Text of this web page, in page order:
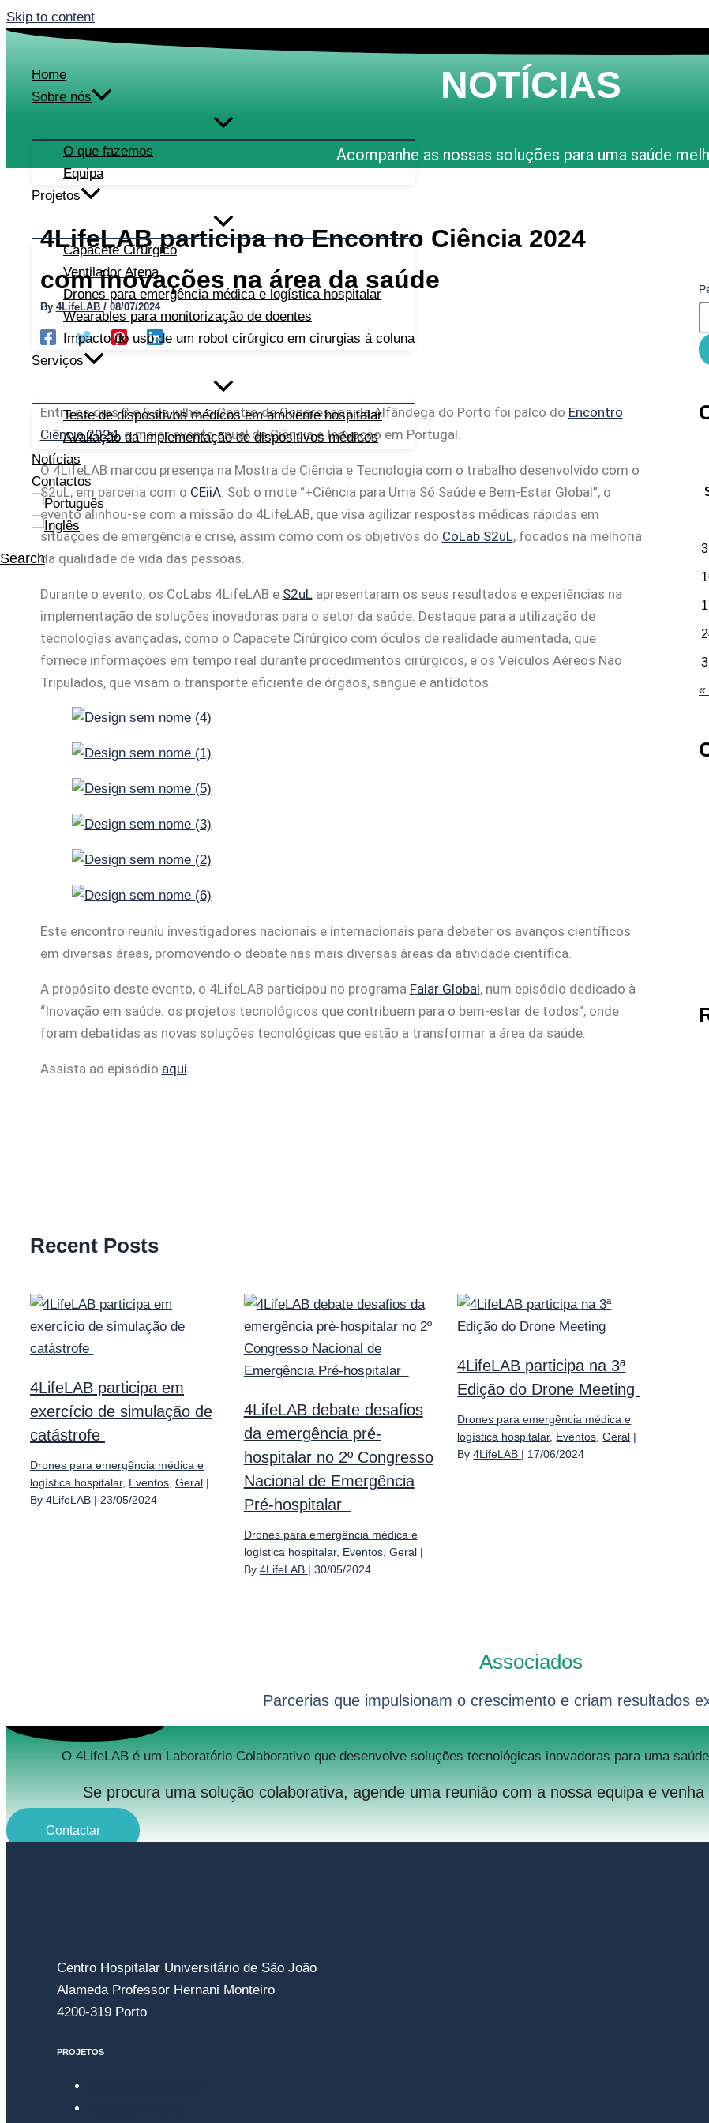
Skip to content
Home
Sobre nós
O que fazemos
Equipa
Projetos
Capacete Cirúrgico
Ventilador Atena
Drones para emergência médica e logística hospitalar
Wearables para monitorização de doentes
Impacto do uso de um robot cirúrgico em cirurgias à coluna
Serviços
Teste de dispositivos médicos em ambiente hospitalar
Avaliação da implementação de dispositivos médicos
Notícias
Contactos
Search
NOTÍCIAS
Acompanhe as nossas soluções para uma saúde
4LifeLAB participa no Encontro Ciência 2024
com inovações na área da saúde
By 4LifeLAB / 08/07/2024
Entre os dias 3 e 5 de julho, o Centro de Congressos da Alfândega do Porto foi palco do Encontro
Ciência 2024, o maior evento anual de Ciência e Inovação em Portugal.
O 4LifeLAB marcou presença na Mostra de Ciência e Tecnologia com o trabalho desenvolvido com o
S2uL, em parceria com o CEiiA. Sob o mote “+Ciência para Uma Só Saúde e Bem-Estar Global”, o
evento alinhou-se com a missão do 4LifeLAB, que visa agilizar respostas médicas rápidas em
situações de emergência e crise, assim como com os objetivos do CoLab S2uL, focados na melhoria
da qualidade de vida das pessoas.
Durante o evento, os CoLabs 4LifeLAB e S2uL apresentaram os seus resultados e experiências na
implementação de soluções inovadoras para o setor da saúde. Destaque para a utilização de
tecnologias avançadas, como o Capacete Cirúrgico com óculos de realidade aumentada, que
fornece informações em tempo real durante procedimentos cirúrgicos, e os Veículos Aéreos Não
Tripulados, que visam o transporte eficiente de órgãos, sangue e antídotos.
Este encontro reuniu investigadores nacionais e internacionais para debater os avanços científicos
em diversas áreas, promovendo o debate nas mais diversas áreas da atividade científica.
A propósito deste evento, o 4LifeLAB participou no programa Falar Global, num episódio dedicado à
“Inovação em saúde: os projetos tecnológicos que contribuem para o bem-estar de todos”, onde
foram debatidas as novas soluções tecnológicas que estão a transformar a área da saúde.
Assista ao episódio aqui
Recent Posts
4LifeLAB participa em
exercício de simulação de
catástrofe
Drones para emergência médica e
logística hospitalar, Eventos Geral |
By 4LifeLAB | 23/05/2024
4LifeLAB debate desafios
da emergência pré-
hospitalar no 2º Congresso
Nacional de Emergência
Pré-hospitalar
Drones para emergência médica e
logística hospitalar, Eventos, Geral|
By 4LifeLAB | 30/05/2024
4LifeLAB participa na 3ª
Edição do Drone Meeting
Drones para emergência médica e
logística hospitalar, Eventos ,Geral |
By4LifeLAB | 17/06/2024
3
«
Associados
Parcerias que impulsionam o crescimento e criam resultados
O 4LifeLAB é um Laboratório Colaborativo que desenvolve soluções tecnológicas inovadoras para uma
Se procura uma solução colaborativa, agende uma reunião com a nossa equipa e
Contactar
Centro Hospitalar Universitário de São João
Alameda Professor Hernani Monteiro
4200-319 Porto
PROJETOS